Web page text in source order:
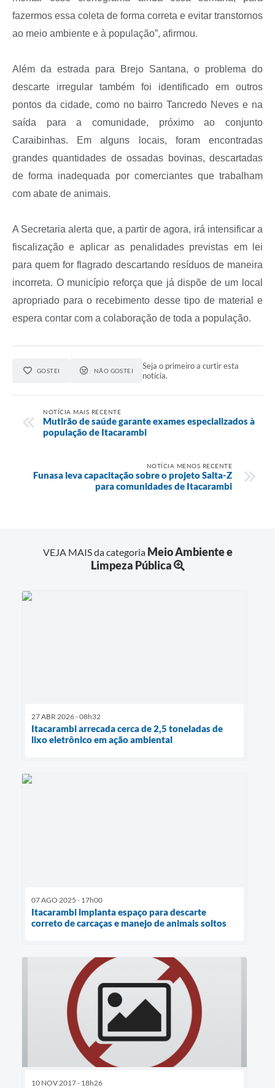
fazermos essa coleta de forma correta e evitar transtornos
ao meio ambiente e à população”, afirmou.
Além da estrada para Brejo Santana, o problema do
descarte irregular também foi identificado em outros
pontos da cidade, como no bairro Tancredo Neves e na
saída para a comunidade, próximo ao conjunto
Caraibinhas. Em alguns locais, foram encontradas
grandes quantidades de ossadas bovinas, descartadas
de forma inadequada por comerciantes que trabalham
com abate de animais.
A Secretaria alerta que, a partir de agora, irá intensificar a
fiscalização e aplicar as penalidades previstas em lei
para quem for flagrado descartando resíduos de maneira
incorreta. O município reforça que já dispõe de um local
apropriado para o recebimento desse tipo de material e
espera contar com a colaboração de toda a população.
GOSTEI NÃO GOSTEI
Seja o primeiro a curtir esta
notícia.
NOTÍCIA MAIS RECENTE
Mutirão de saúde garante exames especializados à
população de Itacarambi
NOTÍCIA MENOS RECENTE
Funasa leva capacitação sobre o projeto Salta-Z
para comunidades de Itacarambi
VEJA MAIS da categoria Meio Ambiente e
Limpeza Pública
27 ABR 2026 - 08h32
Itacarambi arrecada cerca de 2,5 toneladas de
lixo eletrônico em ação ambiental
07 AGO 2025 - 17h00
Itacarambi implanta espaço para descarte
correto de carcaças e manejo de animais soltos
10 NOV 2017 - 18h26